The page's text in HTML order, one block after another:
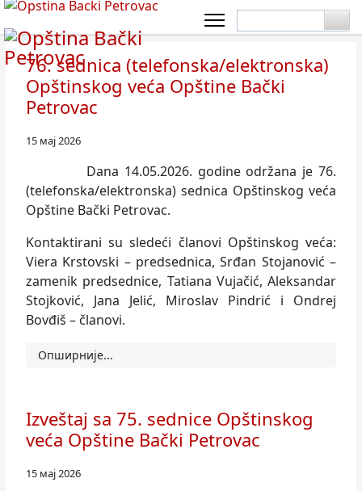
76. sednica (telefonska/elektronska)
Opštinskog veća Opštine Bački
Petrovac
15 мај 2026
Dana 14.05.2026. godine održana je 76.
(telefonska/elektronska) sednica Opštinskog veća
Opštine Bački Petrovac.
Kontaktirani su sledeći članovi Opštinskog veća:
Viera Krstovski – predsednica, Srđan Stojanović –
zamenik predsednice, Tatiana Vujačić, Aleksandar
Stojković, Jana Jelić, Miroslav Pindrić i Ondrej
Bovđiš – članovi.
Опширније...
Izveštaj sa 75. sednice Opštinskog
veća Opštine Bački Petrovac
15 мај 2026